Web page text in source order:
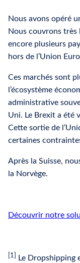
Nous avons opéré
Nous couvrons très
encore plusieurs
hors de l’Union
Ces marchés sont
l’écosystème
administrative
Uni. Le Brexit a été
Cette sortie de
certaines
Après la Suisse,
la Norvège.
Découvrir notre
[1]
Le Dropshipping